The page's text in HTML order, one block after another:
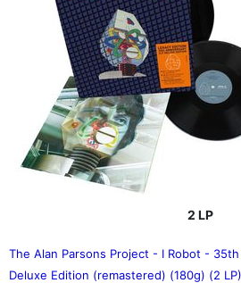
2 LP
The Alan Parsons Project - I Robot -
Deluxe Edition (remastered) (180g) (2 LP)